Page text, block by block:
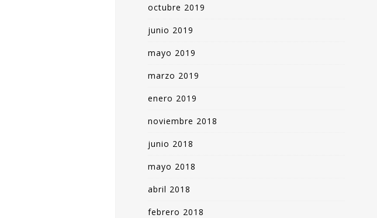
octubre 2019
junio 2019
mayo 2019
marzo 2019
enero 2019
noviembre 2018
junio 2018
mayo 2018
abril 2018
febrero 2018